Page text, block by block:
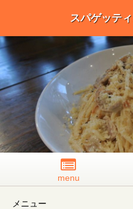
スパゲッテ
menu
メニュー